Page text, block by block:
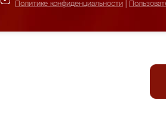
Политике конфиденциальности